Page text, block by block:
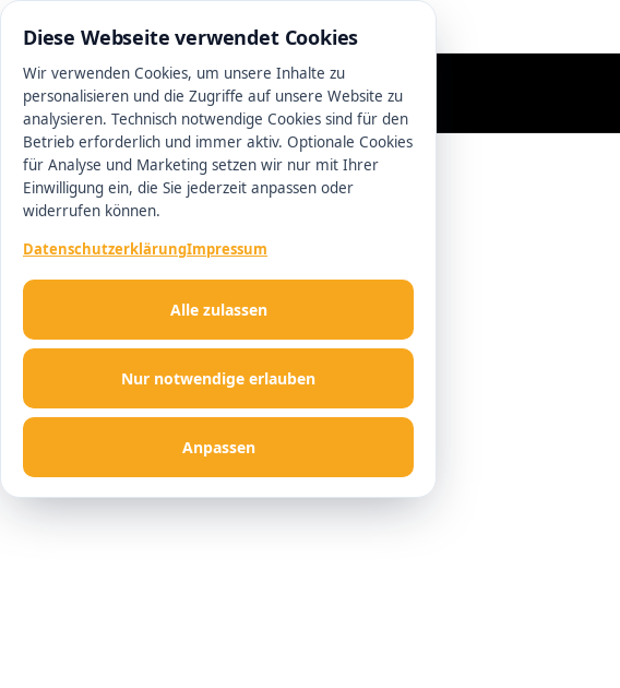
0511 13221100
Diese Webseite verwendet Cookies
Wir verwenden Cookies, um unsere Inhalte zu
personalisieren und die Zugriffe auf unsere Website zu
analysieren. Technisch notwendige Cookies sind für den
Betrieb erforderlich und immer aktiv. Optionale Cookies
für Analyse und Marketing setzen wir nur mit Ihrer
Einwilligung ein, die Sie jederzeit anpassen oder
widerrufen können.
DatenschutzerklärungImpressum
Nur notwendige erlauben
Anpassen
Alle zulassen